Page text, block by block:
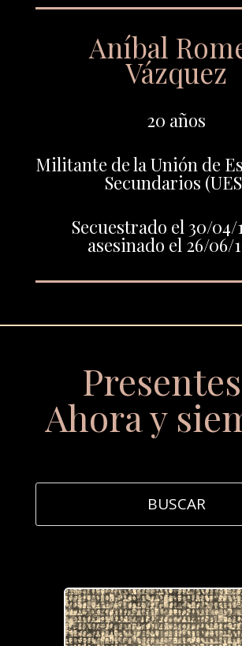
Aníbal
Vázquez
20 años
Militante de la Unión de
Secundarios
Secuestrado el 30/04/
asesinado el 26/06/
Ahora y